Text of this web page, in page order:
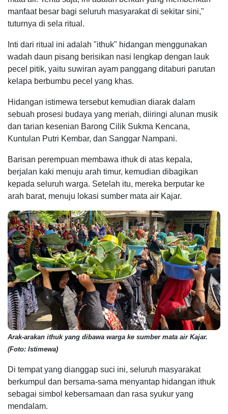
manfaat besar bagi seluruh masyarakat di sekitar sini,"
tuturnya di sela ritual.
Inti dari ritual ini adalah "ithuk" hidangan menggunakan
wadah daun pisang berisikan nasi lengkap dengan lauk
pecel pitik, yaitu suwiran ayam panggang ditaburi parutan
kelapa berbumbu pecel yang khas.
Hidangan istimewa tersebut kemudian diarak dalam
sebuah prosesi budaya yang meriah, diiringi alunan musik
dan tarian kesenian Barong Cilik Sukma Kencana,
Kuntulan Putri Kembar, dan Sanggar Nampani.
Barisan perempuan membawa ithuk di atas kepala,
berjalan kaki menuju arah timur, kemudian dibagikan
kepada seluruh warga. Setelah itu, mereka berputar ke
arah barat, menuju lokasi sumber mata air Kajar.
Arak-arakan ithuk yang dibawa warga ke sumber mata air Kajar.
(Foto: Istimewa)
Di tempat yang dianggap suci ini, seluruh masyarakat
berkumpul dan bersama-sama menyantap hidangan ithuk
sebagai simbol kebersamaan dan rasa syukur yang
mendalam.